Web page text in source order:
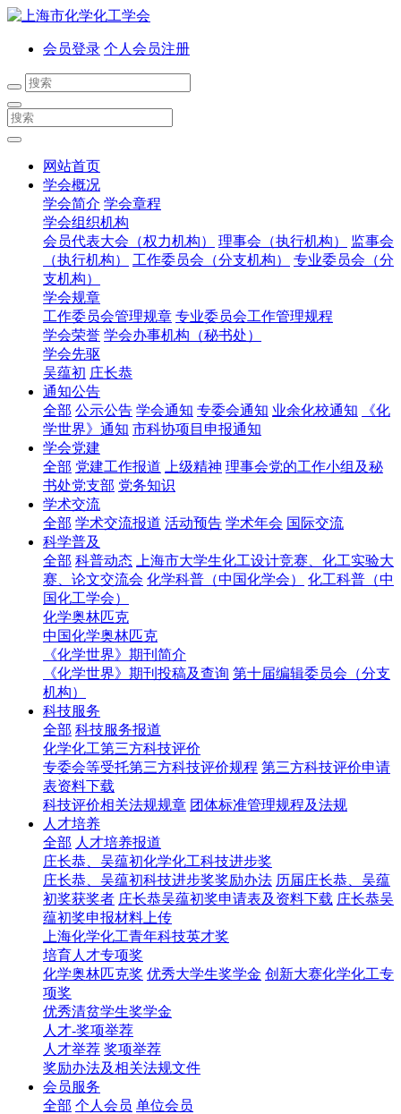
会员登录 个人会员注册
网站首页
学会概况
学会简介 学会章程
学会组织机构
会员代表大会（权力机构）
理事会（执行机构）
监事会
（执行机构）
工作委员会（分支机构）
专业委员会（分
支机构）
学会规章
工作委员会管理规章 专业委员会工作管理规程
学会荣誉 学会办事机构（秘书处）
学会先驱
吴蕴初 庄长恭
通知公告
全部 公示公告 学会通知 专委会通知 业余化校通知
《化
学世界》通知 市科协项目申报通知
学会党建
全部 党建工作报道 上级精神 理事会党的工作小组及秘
书处党支部 党务知识
学术交流
全部 学术交流报道 活动预告 学术年会 国际交流
科学普及
全部 科普动态
上海市大学生化工设计竞赛、化工实验大
赛、论文交流会 化学科普（中国化学会）
化工科普（中
国化工学会）
化学奥林匹克
中国化学奥林匹克
《化学世界》期刊简介
《化学世界》期刊投稿及查询 第十届编辑委员会（分支
机构）
科技服务
全部 科技服务报道
化学化工第三方科技评价
专委会等受托第三方科技评价规程 第三方科技评价申请
表资料下载
科技评价相关法规规章 团体标准管理规程及法规
人才培养
全部 人才培养报道
庄长恭、吴蕴初化学化工科技进步奖
庄长恭、吴蕴初科技进步奖奖励办法 历届庄长恭、吴蕴
初奖获奖者 庄长恭吴蕴初奖申请表及资料下载 庄长恭吴
蕴初奖申报材料上传
上海化学化工青年科技英才奖
培育人才专项奖
化学奥林匹克奖 优秀大学生奖学金 创新大赛化学化工专
项奖
优秀清贫学生奖学金
人才-奖项举荐
人才举荐 奖项举荐
奖励办法及相关法规文件
会员服务
全部 个人会员 单位会员